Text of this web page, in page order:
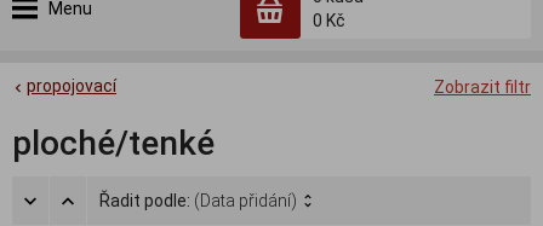
Menu
0 Kč
Zobrazit filtr
propojovací
ploché/tenké
Řadit podle: (Data přidání)